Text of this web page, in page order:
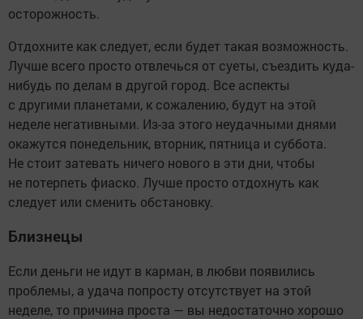
осторожность.
Отдохните как следует, если будет такая возможность.
Лучше всего просто отвлечься от суеты, съездить куда-
нибудь по делам в другой город. Все аспекты
с другими планетами, к сожалению, будут на этой
неделе негативными. Из-за этого неудачными днями
окажутся понедельник, вторник, пятница и суббота.
Не стоит затевать ничего нового в эти дни, чтобы
не потерпеть фиаско. Лучше просто отдохнуть как
следует или сменить обстановку.
Близнецы
Если деньги не идут в карман, в любви появились
проблемы, а удача попросту отсутствует на этой
неделе, то причина проста — вы недостаточно хорошо